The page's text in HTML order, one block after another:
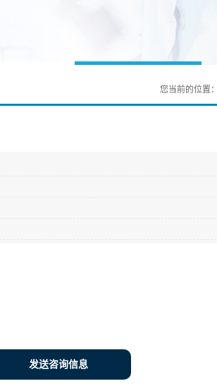
您当前的位置：
发送咨询信息